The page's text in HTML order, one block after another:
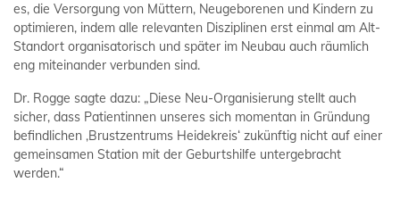
es, die Versorgung von Müttern, Neugeborenen und Kindern zu
optimieren, indem alle relevanten Disziplinen erst einmal am Alt-
Standort organisatorisch und später im Neubau auch räumlich
eng miteinander verbunden sind.
Dr. Rogge sagte dazu: „Diese Neu-Organisierung stellt auch
sicher, dass Patientinnen unseres sich momentan in Gründung
befindlichen ‚Brustzentrums Heidekreis‘ zukünftig nicht auf einer
gemeinsamen Station mit der Geburtshilfe untergebracht
werden.“